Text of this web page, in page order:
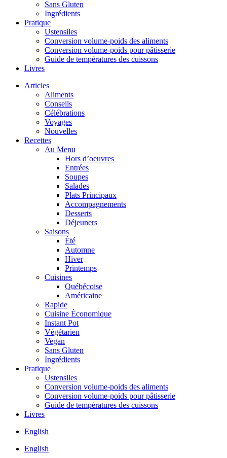
Sans Gluten
Ingrédients
Pratique
Ustensiles
Conversion volume-poids des aliments
Conversion volume-poids pour pâtisserie
Guide de températures des cuissons
Livres
Articles
Aliments
Conseils
Célébrations
Voyages
Nouvelles
Recettes
Au Menu
Hors d’oeuvres
Entrées
Soupes
Salades
Plats Principaux
Accompagnements
Desserts
Déjeuners
Saisons
Été
Automne
Hiver
Printemps
Cuisines
Québécoise
Américaine
Rapide
Cuisine Économique
Instant Pot
Végétarien
Vegan
Sans Gluten
Ingrédients
Pratique
Ustensiles
Conversion volume-poids des aliments
Conversion volume-poids pour pâtisserie
Guide de températures des cuissons
Livres
English
English